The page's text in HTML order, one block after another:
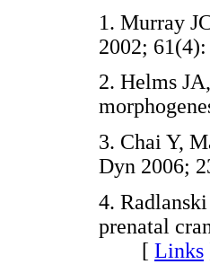
1. Murray
2002;
2. Helms
3. Chai Y,
Dyn
4.
prenatal
[ Links